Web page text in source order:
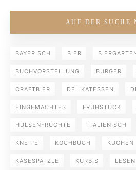
AUF DER SUCHE
BAYERISCH BIER
BUCHVORSTELLUNG BURGER
CRAFTBIER DELIKATESSEN
EINGEMACHTES FRÜHSTÜCK
HÜLSENFRÜCHTE ITALIENISCH
KNEIPE KOCHBUCH KUCHEN
KÄSESPÄTZLE KÜRBIS